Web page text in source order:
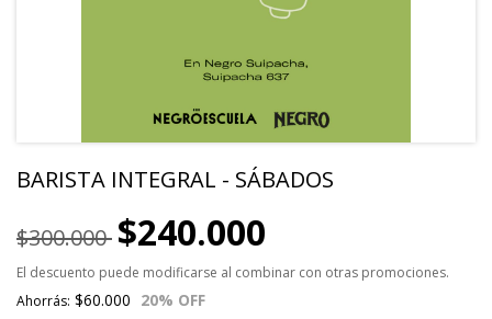
BARISTA INTEGRAL - SÁBADOS
$300.000 $240.000
El descuento puede modificarse al combinar con otras promociones.
Ahorrás: $60.000 20% OFF